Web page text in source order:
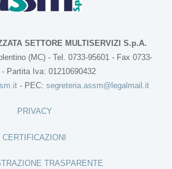
SETTORE MULTISERVIZI S.p.A.
(MC) - Tel. 0733-95601 - Fax 0733-
- Partita Iva: 01210690432
- PEC: segreteria.assm@legalmail.it
PRIVACY
CERTIFICAZIONI
TRASPARENTE